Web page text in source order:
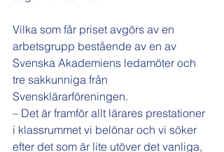
Vilka som får priset avgörs av en
arbetsgrupp bestående av en av
Svenska Akademiens ledamöter och
tre sakkunniga från
Svensklärarföreningen.
– Det är framför allt lärares prestationer
i klassrummet vi belönar och vi söker
efter det som är lite utöver det vanliga,